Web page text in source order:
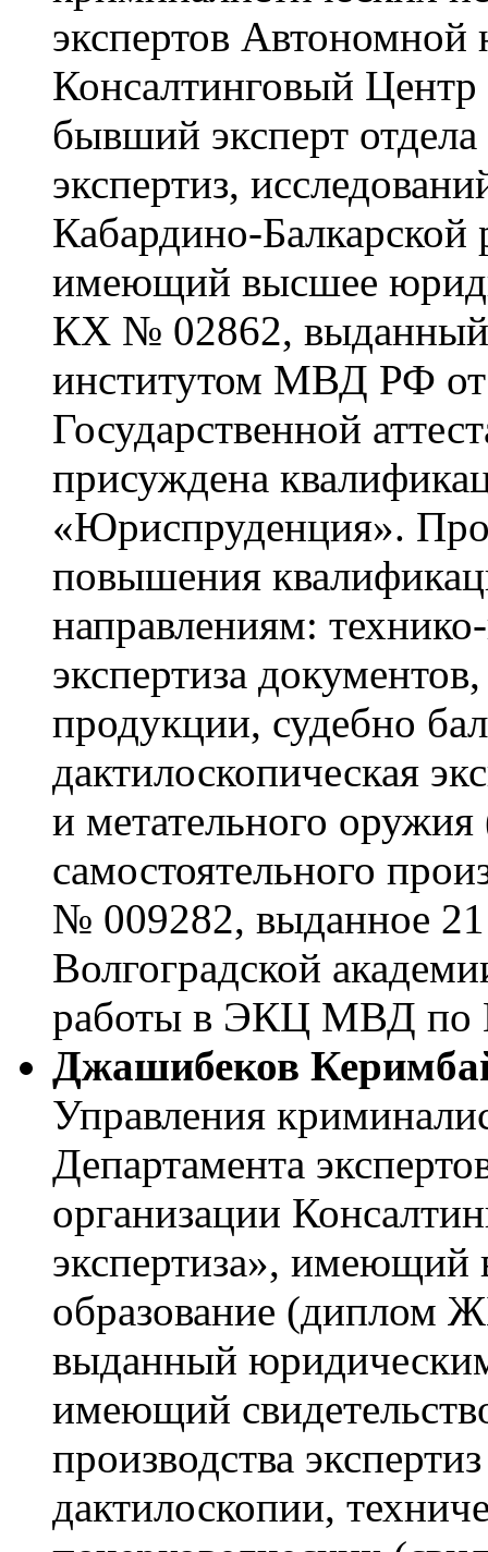
экспертов Автономной
Консалтинговый Центр
бывший эксперт
экспертиз,
Кабардино-Балкарской
имеющий высшее
КХ № 02862, выданный
институтом МВД РФ
Государственной
присуждена
«Юриспруденция».
повышения
направлениям:
экспертиза
продукции, судебно
дактилоскопическая
и метательного оружия
самостоятельного
№ 009282, выданное
Волгоградской
работы в ЭКЦ МВД по
Джашибеков
Управления
Департамента
организации
экспертиза»,
образование (диплом
выданный
имеющий
производства
дактилоскопии,